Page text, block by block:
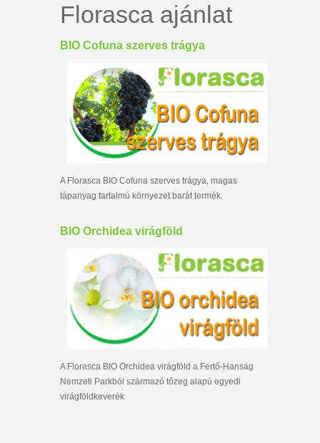
Florasca ajánlat
BIO Cofuna szerves trágya
A Florasca BIO Cofuna szerves trágya, magas
tápanyag tartalmú környezet barát termék.
BIO Orchidea virágföld
A Florasca BIO Orchidea virágföld a Fertő-Hanság
Nemzeti Parkból származó tőzeg alapú egyedi
virágföldkeverék